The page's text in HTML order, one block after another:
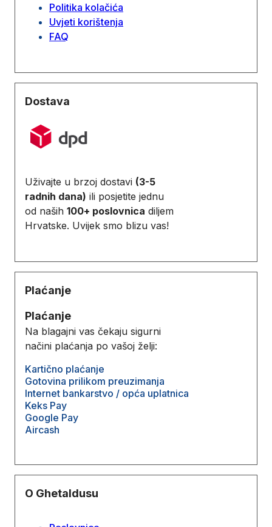
Politika kolačića
Uvjeti korištenja
FAQ
Dostava
Uživajte u brzoj dostavi (3-5
radnih dana) ili posjetite jednu
od naših 100+ poslovnica diljem
Hrvatske. Uvijek smo blizu vas!
Plaćanje
Plaćanje
Na blagajni vas čekaju sigurni
načini plaćanja po vašoj želji:
Kartično plaćanje
Gotovina prilikom preuzimanja
Internet bankarstvo / opća uplatnica
Keks Pay
Google Pay
Aircash
O Ghetaldusu